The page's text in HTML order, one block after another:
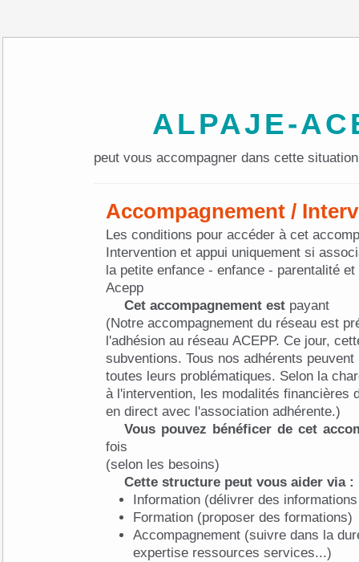
ALPAJE-
peut vous accompagner dans cette situation
Accompagnement /
Les conditions pour accéder à cet
Intervention et appui uniquement si
la petite enfance - enfance - parentalité
Acepp
Cet accompagnement est payant
(Notre accompagnement du réseau est
l'adhésion au réseau ACEPP. Ce jour,
subventions. Tous nos adhérents
toutes leurs problématiques. Selon la
à l'intervention, les modalités financières
en direct avec l'association adhérente.)
Vous pouvez bénéficer de cet
fois
(selon les besoins)
Cette structure peut vous aider via :
Information (délivrer des
Formation (proposer des formations)
Accompagnement (suivre dans la
expertise ressources services...)